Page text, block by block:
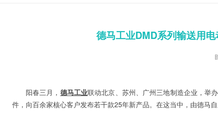
德马工业DMD系列输送用
阳春三月， 德马工业联动北京、苏州、广州三地制造企业，举
件，向百余家核心客户发布若干款25年新产品。在这当中，由德马